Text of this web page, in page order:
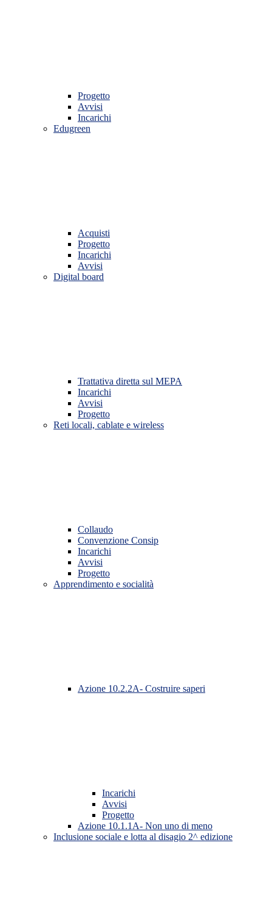
Progetto
Avvisi
Incarichi
Edugreen
Acquisti
Progetto
Incarichi
Avvisi
Digital board
Trattativa diretta sul MEPA
Incarichi
Avvisi
Progetto
Reti locali, cablate e wireless
Collaudo
Convenzione Consip
Incarichi
Avvisi
Progetto
Apprendimento e socialità
Azione 10.2.2A- Costruire saperi
Incarichi
Avvisi
Progetto
Azione 10.1.1A- Non uno di meno
Inclusione sociale e lotta al disagio 2^ edizione